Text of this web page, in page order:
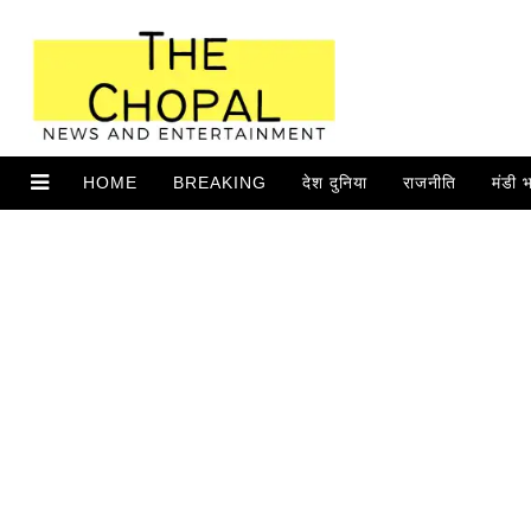
HOME BREAKING देश दुनिया राजनीति मंडी